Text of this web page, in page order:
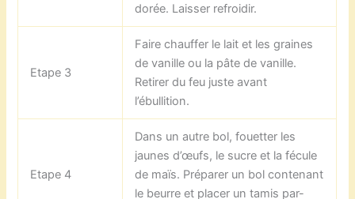
dorée. Laisser refroidir.
Etape 3
Faire chauffer le lait et les graines
de vanille ou la pâte de vanille.
Retirer du feu juste avant
l’ébullition.
Etape 4
Dans un autre bol, fouetter les
jaunes d’œufs, le sucre et la fécule
de maïs. Préparer un bol contenant
le beurre et placer un tamis par-